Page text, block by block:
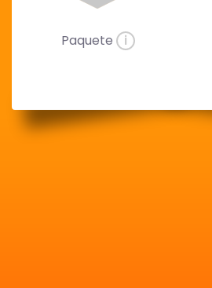
Paquete i